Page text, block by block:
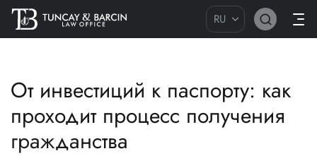
RU
От инвестиций к паспорту: как
проходит процесс получения
гражданства